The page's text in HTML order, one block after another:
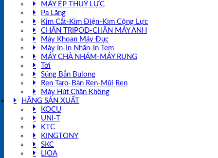
MÁY ÉP THUỶ LỰC
Pa Lăng
Kìm Cắt-Kìm Điện-Kìm Cộng Lực
CHÂN TRIPOD-CHÂN MÁY ẢNH
Máy Khoan Máy Đục
Máy In-In Nhãn-In Tem
MÁY CHÀ NHÁM-MÁY RUNG
Tời
Súng Bắn Bulong
Ren Taro-Bàn Ren-Mũi Ren
Máy Hút Chân Không
HÃNG SẢN XUẤT
KOCU
UNI-T
KTC
KINGTONY
SKC
LIOA